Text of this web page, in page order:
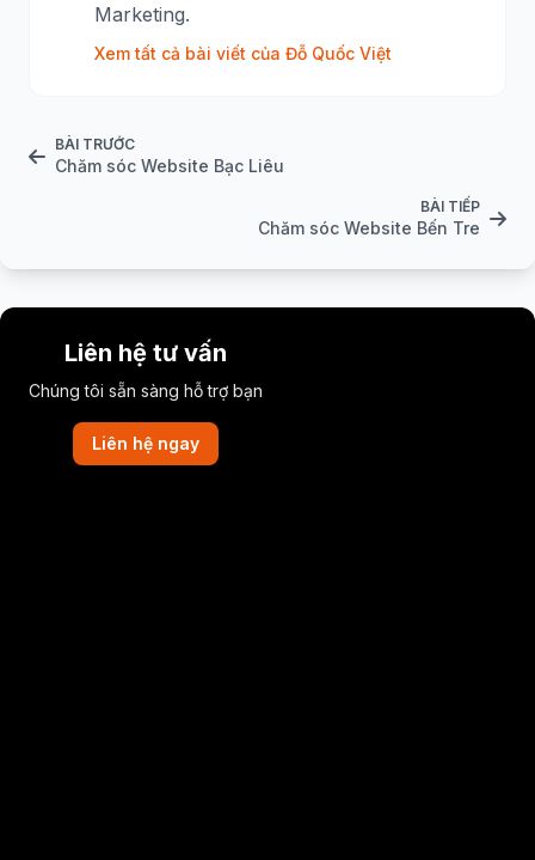
Marketing.
Xem tất cả bài viết của Đỗ Quốc Việt
BÀI TRƯỚC
Chăm sóc Website Bạc Liêu
BÀI TIẾP
Chăm sóc Website Bến Tre
Liên hệ tư vấn
Chúng tôi sẵn sàng hỗ trợ bạn
Liên hệ ngay